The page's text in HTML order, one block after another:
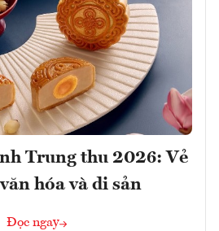
Trung thu 2026: Vẻ
hóa và di sản
Đọc ngay